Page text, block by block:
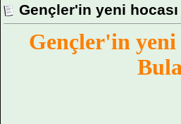
Gençler'in yeni
Gençler'in yeni